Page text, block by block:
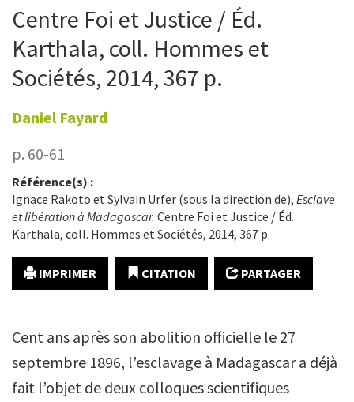
Centre Foi et Justice / Éd.
Karthala, coll. Hommes et
Sociétés, 2014, 367 p.
Daniel Fayard
p. 60-61
Référence(s) :
Ignace Rakoto et Sylvain Urfer (sous la direction de), Esclave
et libération à Madagascar. Centre Foi et Justice / Éd.
Karthala, coll. Hommes et Sociétés, 2014, 367 p.
IMPRIMER CITATION PARTAGER
Cent ans après son abolition officielle le 27
septembre 1896, l’esclavage à Madagascar a déjà
fait l’objet de deux colloques scientifiques